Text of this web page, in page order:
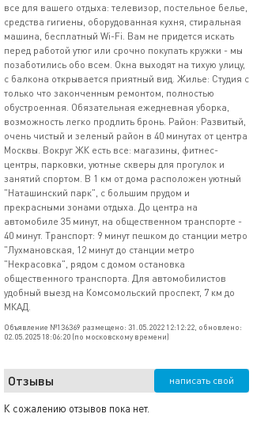
все для вашего отдыха: телевизор, постельное белье,
средства гигиены, оборудованная кухня, стиральная
машина, бесплатный Wi-Fi. Вам не придется искать
перед работой утюг или срочно покупать кружки - мы
позаботились обо всем. Окна выходят на тихую улицу,
с балкона открывается приятный вид. Жилье: Студия с
только что законченным ремонтом, полностью
обустроенная. Обязательная ежедневная уборка,
возможность легко продлить бронь. Район: Развитый,
очень чистый и зеленый район в 40 минутах от центра
Москвы. Вокруг ЖК есть все: магазины, фитнес-
центры, парковки, уютные скверы для прогулок и
занятий спортом. В 1 км от дома расположен уютный
"Наташинский парк", с большим прудом и
прекрасными зонами отдыха. До центра на
автомобиле 35 минут, на общественном транспорте -
40 минут. Транспорт: 9 минут пешком до станции метро
"Лухмановская, 12 минут до станции метро
"Некрасовка", рядом с домом остановка
общественного транспорта. Для автомобилистов
удобный выезд на Комсомольский проспект, 7 км до
МКАД.
Объявление №136369 размещено: 31.05.2022 12:12:22, обновлено:
02.05.2025 18:06:20 (по московскому времени)
Отзывы написать свой
К сожалению отзывов пока нет.